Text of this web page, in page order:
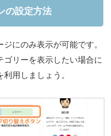
の設定方法
にのみ表示が可能です。
ゴリーを表示したい場合に
用しましょう。